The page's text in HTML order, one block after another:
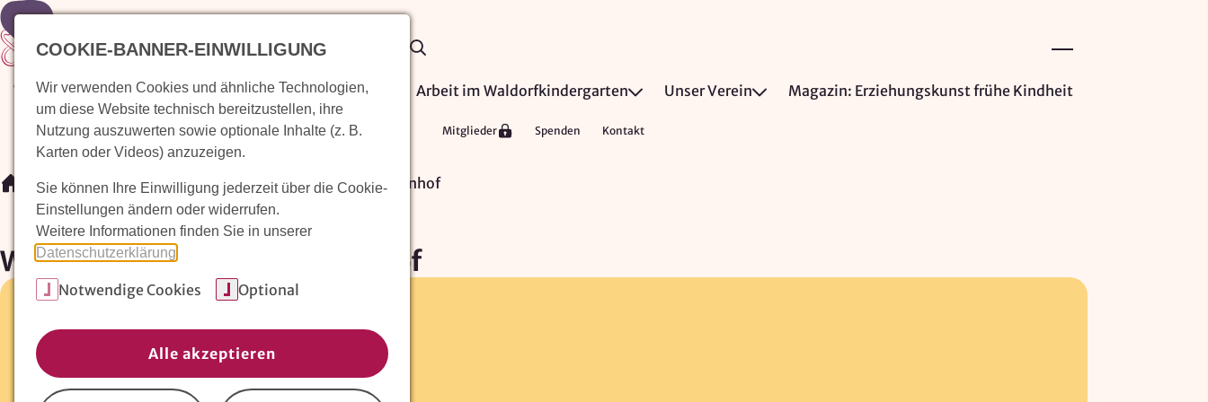
Zur Startseite
Waldorfkindergarten finden Pädagogischer Ansatz Arbeit im Waldorfkindergarten Unser Verein Magazin: Erziehungskunst frühe Kindheit
Mitglieder Spenden Kontakt
Waldorfkindergarten finden /Waldorfkindergarten Rosenhof
Waldorfkindergarten Rosenhof
030-8537689
E-Mail:
info@kindergarten-rosenhof.de
COOKIE-BANNER-EINWILLIGUNG
Wir verwenden Cookies und ähnliche Technologien,
um diese Website technisch bereitzustellen, ihre
Nutzung auszuwerten sowie optionale Inhalte (z. B.
Karten oder Videos) anzuzeigen.
Sie können Ihre Einwilligung jederzeit über die Cookie-
Einstellungen ändern oder widerrufen.
Weitere Informationen finden Sie in unserer
Datenschutzerklärung
Notwendige Cookies Optional
Alle akzeptieren